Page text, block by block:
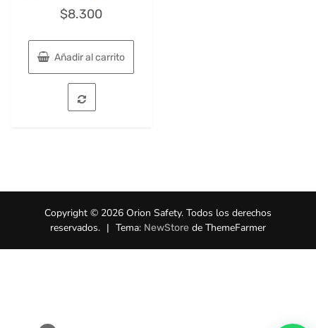
$8.300
Añadir al carrito
Copyright © 2026 Orion Safety. Todos los derechos
reservados. | Tema: NewStore de ThemeFarmer